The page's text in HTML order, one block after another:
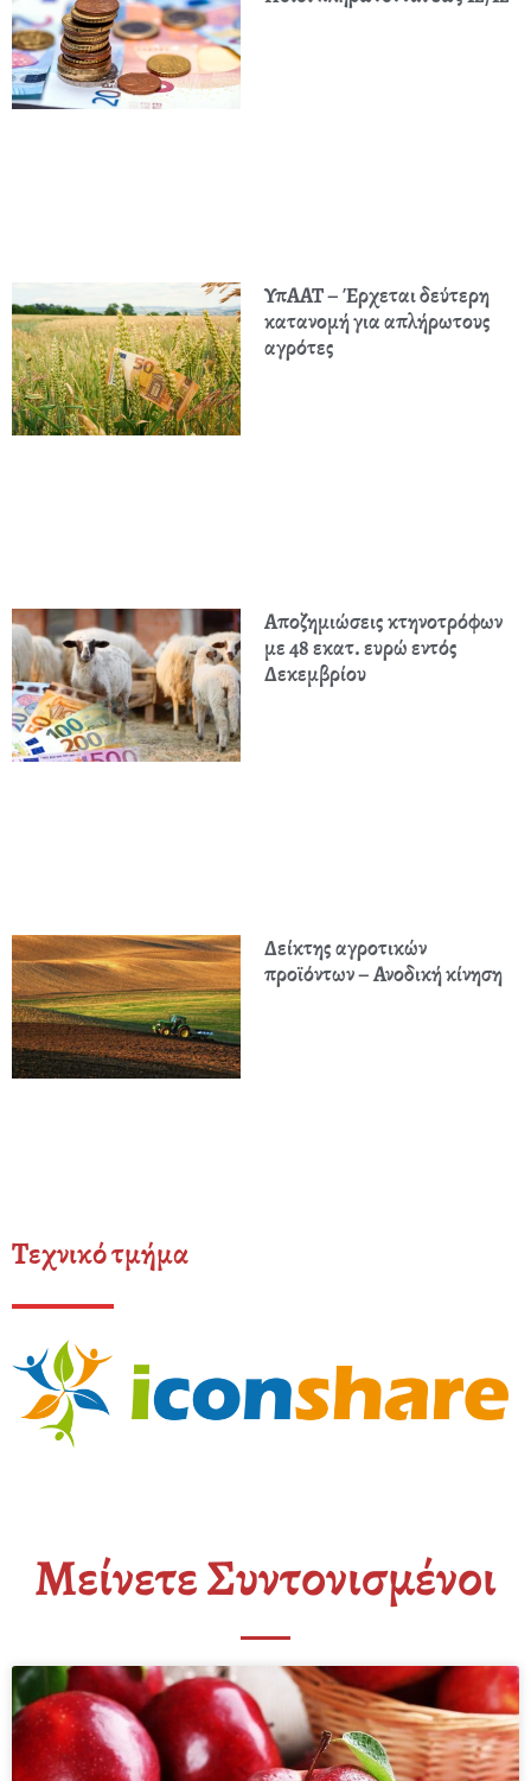
ΥπΑΑΤ – Έρχεται δεύτερη
κατανομή για απλήρωτους
αγρότες
Αποζημιώσεις κτηνοτρόφων
με 48 εκατ. ευρώ εντός
Δεκεμβρίου
Δείκτης αγροτικών
προϊόντων – Ανοδική κίνηση
Τεχνικό τμήμα
Μείνετε Συντονισμένοι